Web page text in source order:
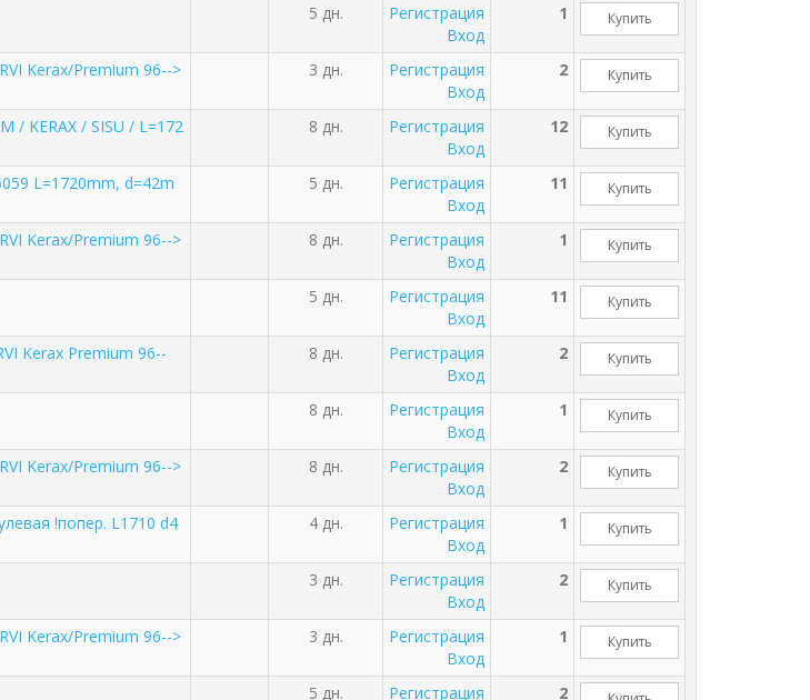
5 дн.
Регистрация
Вход
1 Купить
Kerax/Premium 96--> 3 дн.
Регистрация
Вход
2 Купить
/ KERAX / SISU / L=172
8 дн.
Регистрация
Вход
12 Купить
L=1720mm, d=42m 5 дн.
Регистрация
Вход
11 Купить
Kerax/Premium 96--> 8 дн.
Регистрация
Вход
1 Купить
5 дн.
Регистрация
Вход
11 Купить
Kerax Premium 96-- 8 дн.
Регистрация
Вход
2 Купить
8 дн.
Регистрация
Вход
1 Купить
Kerax/Premium 96--> 8 дн.
Регистрация
Вход
2 Купить
!попер. L1710 d4
4 дн.
Регистрация
Вход
1 Купить
3 дн.
Регистрация
Вход
2 Купить
Kerax/Premium 96--> 3 дн.
Регистрация
Вход
1 Купить
5 дн. Регистрация 2